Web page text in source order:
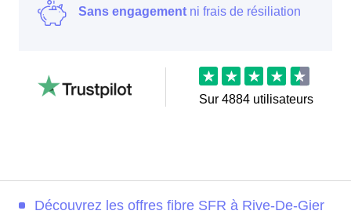
Sans engagement ni frais de résiliation
Sur 4884 utilisateurs
Découvrez les offres fibre SFR à Rive-De-Gier